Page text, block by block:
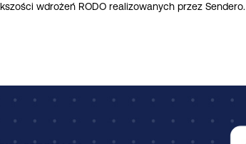
wdrożeń RODO realizowanych przez Sendero.